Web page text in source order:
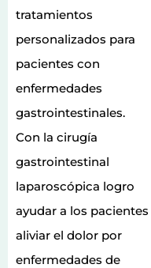
tratamientos
personalizados para
pacientes con
enfermedades
gastrointestinales.
Con la cirugía
gastrointestinal
laparoscópica logro
ayudar a los pacientes
aliviar el dolor por
enfermedades de